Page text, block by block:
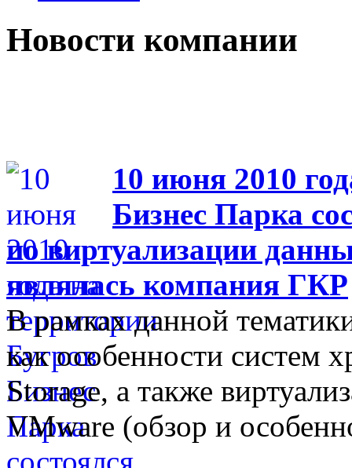
Новости компании
10 июня 2010
Бизнес Парка
по виртуализации
являлась компания ГКР
В рамках данной
как особенности систем
Storage, а также
VMware (обзор и